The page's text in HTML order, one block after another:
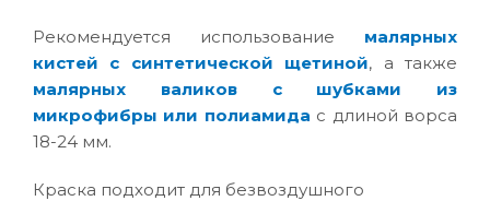
Рекомендуется использование малярных
кистей с синтетической щетиной, а также
малярных валиков с шубками из
микрофибры или полиамида с длиной ворса
18-24 мм.
Краска подходит для безвоздушного